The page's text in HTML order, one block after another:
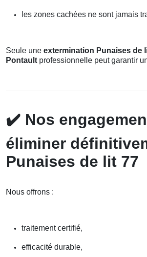
les zones cachées ne sont jamais
Seule une extermination Punaises de
Pontault professionnelle peut garantir
✔️ Nos
éliminer
Punaises de lit 77
Nous offrons :
traitement certifié,
efficacité durable,